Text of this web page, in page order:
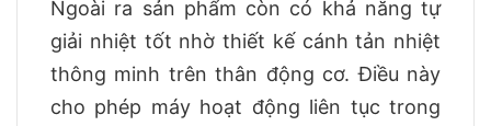
Ngoài ra sản phẩm còn có khả năng tự
giải nhiệt tốt nhờ thiết kế cánh tản nhiệt
thông minh trên thân động cơ. Điều này
cho phép máy hoạt động liên tục trong